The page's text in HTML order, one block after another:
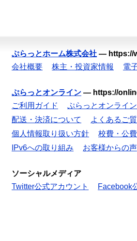
ぷらっとホーム株式会社 — https://
会社概要
株主・投資家情報 電
ぷらっとオンライン — https://
ご利用ガイド
ぷらっとオンライ
配送・決済について
よくあるご
個人情報取り扱い方針
校費・公
IPv6への取り組み
お客様からの声
ソーシャルメディア
Twitter公式アカウント
Facebook